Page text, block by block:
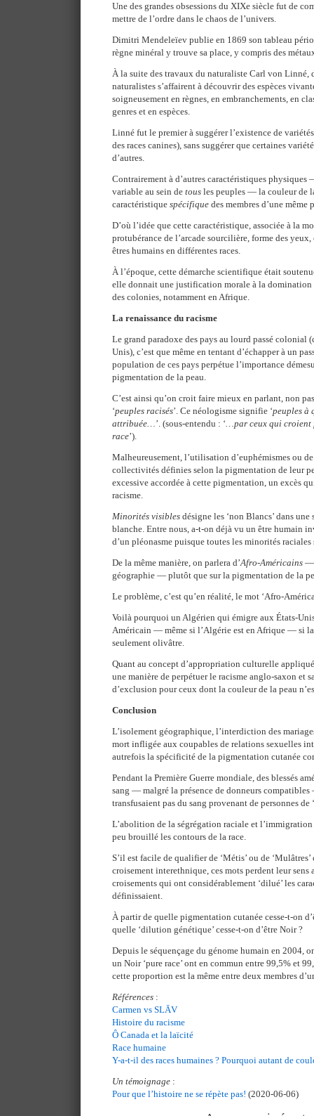
Une des grandes obsessions du XIXe siècle fut de
mettre de l’ordre dans le chaos de l’univers.
Dimitri Mendeleïev publie en 1869 son tableau
règne minéral y trouve sa place, y compris des
À la suite des travaux du naturaliste Carl von Linné,
naturalistes s’affairent à découvrir des espèces
soigneusement en règnes, en embranchements, en
genres et en espèces.
Linné fut le premier à suggérer l’existence de
des races canines), sans suggérer que certaines
d’autres.
Contrairement à d’autres caractéristiques physiques
variable au sein de tous les peuples — la couleur de
caractéristique spécifique des membres d’une même
D’où l’idée que cette caractéristique, associée à la
protubérance de l’arcade sourcilière, forme des
êtres humains en différentes races.
À l’époque, cette démarche scientifique était
elle donnait une justification morale à la domination
des colonies, notamment en Afrique.
La renaissance du racisme
Le grand paradoxe des pays au lourd passé colonial
Unis), c’est que même en tentant d’échapper à un
population de ces pays perpétue l’importance
pigmentation de la peau.
C’est ainsi qu’on croit faire mieux en parlant, non
‘peuples racisés’. Ce néologisme signifie ‘peuples à
attribuée…’. (sous-entendu : ‘…par ceux qui croient
race’).
Malheureusement, l’utilisation d’euphémismes ou
collectivités définies selon la pigmentation de leur
excessive accordée à cette pigmentation, un excès
racisme.
Minorités visibles désigne les ‘non Blancs’ dans
blanche. Entre nous, a-t-on déjà vu un être humain
d’un pléonasme puisque toutes les minorités
De la même manière, on parlera d’Afro-Américains —
géographie — plutôt que sur la pigmentation de la
Le problème, c’est qu’en réalité, le mot ‘Afro-
Voilà pourquoi un Algérien qui émigre aux États-
Américain — même si l’Algérie est en Afrique — si la
seulement olivâtre.
Quant au concept d’appropriation culturelle
une manière de perpétuer le racisme anglo-saxon et
d’exclusion pour ceux dont la couleur de la peau
Conclusion
L’isolement géographique, l’interdiction des
mort infligée aux coupables de relations sexuelles
autrefois la spécificité de la pigmentation cutanée
Pendant la Première Guerre mondiale, des blessés
sang — malgré la présence de donneurs
transfusaient pas du sang provenant de personnes de
L’abolition de la ségrégation raciale et
peu brouillé les contours de la race.
S’il est facile de qualifier de ‘Métis’ ou de
croisement interethnique, ces mots perdent leur sens
croisements qui ont considérablement ‘dilué’ les
définissaient.
À partir de quelle pigmentation cutanée cesse-t-on
quelle ‘dilution génétique’ cesse-t-on d’être Noir ?
Depuis le séquençage du génome humain en 2004,
un Noir ‘pure race’ ont en commun entre 99,5% et
cette proportion est la même entre deux membres
Références :
Carmen vs SLĀV
Histoire du racisme
Ô Canada et la laïcité
Race humaine
Y-a-t-il des races humaines ? Pourquoi autant de
Un témoignage :
Pour que l’histoire ne se répète pas! (2020-06-06)